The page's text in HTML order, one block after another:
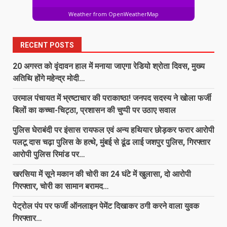
Weather from OpenWeatherMap
RECENT POSTS
20 अगस्त को वृंदावन हाल में मनाया जाएगा रेडियो श्रोता दिवस, मुख्य
अतिथि होंगे महेन्द्र मोदी…
उरमाल पंचायत में भ्रष्टाचार की पराकाष्ठा! जनपद सदस्य ने खोला फर्जी
बिलों का कच्चा-चिट्ठा, प्रशासन की चुप्पी पर उठाए सवाल
पुलिस घेराबंदी पर इंसास रायफल एवं अन्य हथियार छोड़कर फरार आरोपी
पलटू दास चढ़ा पुलिस के हत्थे, मुंबई से ढूंढ लाई जशपुर पुलिस, गिरफ्तार
आरोपी पुलिस रिमांड पर…
खरसिया में सूने मकान की चोरी का 24 घंटे में खुलासा, दो आरोपी
गिरफ्तार, चोरी का सामान बरामद…
पेट्रोल पंप पर फर्जी ऑनलाइन पेमेंट दिखाकर ठगी करने वाला युवक
गिरफ्तार…
6
गिरजाबंद हनुमान मंदिर परिसर में वृद्ध का शव
7
डीआईजी एवं एसएसपी डाॅ. लाल उमेद सिंह ने
ली अपराध समीक्षा बैठक, लंबित प्रकरणों के
शीघ्र निराकरण एवं प्रभावी पुलिसिंग के दिए
निर्देश
August 7, 2026
1
20 अगस्त को वृंदावन हाल में मनाया जाएगा
रेडियो श्रोता दिवस, मुख्य अतिथि होंगे
महेन्द्र मोदी…
August 7, 2026
उरमाल पंचायत में भ्रष्टाचार की पराकाष्ठा!